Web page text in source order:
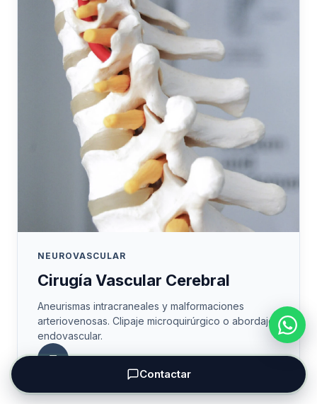
NEUROVASCULAR
Cirugía Vascular Cerebral
Aneurismas intracraneales y malformaciones
arteriovenosas. Clipaje microquirúrgico o abordaje
endovascular.
Contactar